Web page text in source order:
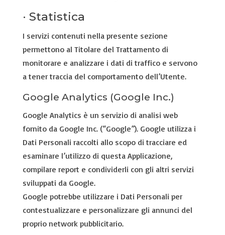
· Statistica
I servizi contenuti nella presente sezione
permettono al Titolare del Trattamento di
monitorare e analizzare i dati di traffico e servono
a tener traccia del comportamento dell’Utente.
Google Analytics (Google Inc.)
Google Analytics è un servizio di analisi web
fornito da Google Inc. (“Google”). Google utilizza i
Dati Personali raccolti allo scopo di tracciare ed
esaminare l’utilizzo di questa Applicazione,
compilare report e condividerli con gli altri servizi
sviluppati da Google.
Google potrebbe utilizzare i Dati Personali per
contestualizzare e personalizzare gli annunci del
proprio network pubblicitario.